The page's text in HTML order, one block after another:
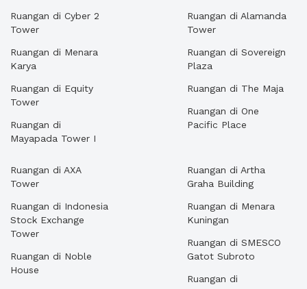
Ruangan di Cyber 2
Tower
Ruangan di Menara
Karya
Ruangan di Equity
Tower
Ruangan di
Mayapada Tower I
Ruangan di Alamanda
Tower
Ruangan di Sovereign
Plaza
Ruangan di The Maja
Ruangan di One
Pacific Place
Ruangan di AXA
Tower
Ruangan di Indonesia
Stock Exchange
Tower
Ruangan di Noble
House
Ruangan di Artha
Graha Building
Ruangan di Menara
Kuningan
Ruangan di SMESCO
Gatot Subroto
Ruangan di